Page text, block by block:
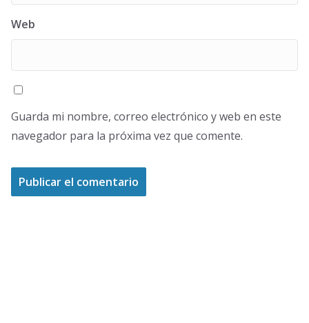
Web
Guarda mi nombre, correo electrónico y web en este
navegador para la próxima vez que comente.